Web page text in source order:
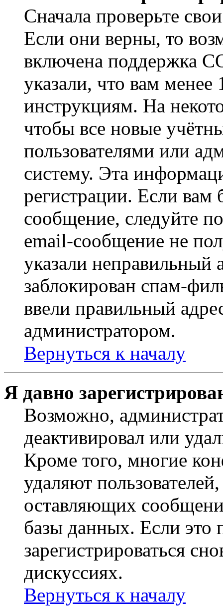
Сначала проверьте
Если они верны, то
включена поддержка
указали, что вам
инструкциям. На
чтобы все новые
пользователями или
систему. Эта
регистрации. Если
сообщение, следуйте
email-сообщение не
указали неправильный
заблокирован спам-
ввели правильный
администратором.
Вернуться к началу
Я давно
Возможно,
деактивировал или
Кроме того, многие
удаляют
оставляющих
базы данных. Если это
зарегистрироваться
дискуссиях.
Вернуться к началу